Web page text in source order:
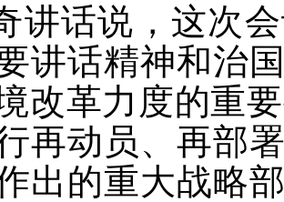
讲话说，这次
讲话精神和治
改革力度的重
再动员、再部
出的重大战略